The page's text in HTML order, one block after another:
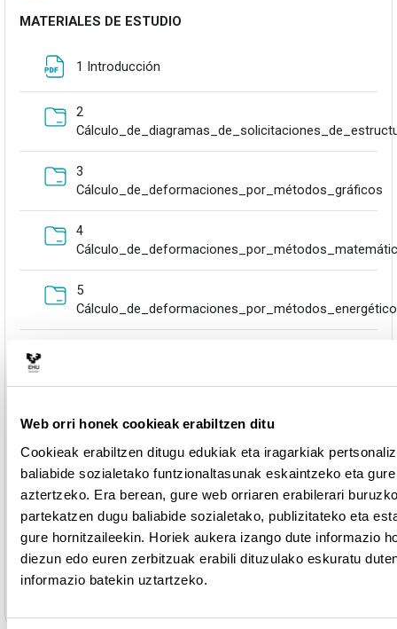
Web orri honek cookieak erabiltzen ditu
Cookieak erabiltzen ditugu edukiak eta iragarkiak
baliabide sozialetako funtzionaltasunak eskaintzeko eta
aztertzeko. Era berean, gure web orriaren erabilerari
partekatzen dugu baliabide sozialetako, publizitateko eta
gure hornitzaileekin. Horiek aukera izango dute informazio
diezun edo euren zerbitzuak erabili dituzulako eskuratu
informazio batekin uztartzeko.
MATERIALES DE ESTUDIO
1 Introducción
2
3
Cálculo_de_deformaciones_por_métodos_gráficos
4
5
8
Análisis_de_pórticos_por_el_método_de_Maney
9
Análisis_de_pórticos_por_el_método_de_Cross
10 Ejemplos de análisis de estructuras